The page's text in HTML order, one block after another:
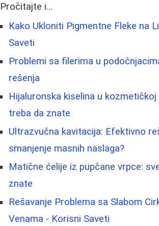
Pročitajte i...
Kako Ukloniti Pigmentne Fleke na
Saveti
Problemi sa filerima u
rešenja
Hijaluronska kiselina u
treba da znate
Ultrazvučna kavitacija: Efektivno
smanjenje masnih naslaga?
Matične ćelije iz pupčane vrpce:
znate
Rešavanje Problema sa Slabom
Venama - Korisni Saveti